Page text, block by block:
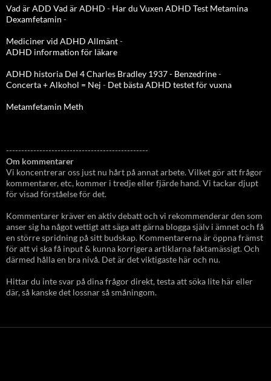
Vad är ADD Vad är ADHD - Har du Vuxen ADHD Test Metamina
Dexamfetamin -
Mediciner vid ADHD Allmänt-
ADHD information för läkare
ADHD historia Del 4 Charles Bradley 1937 - Benzedrine-
Concerta + Alkohol = Nej - Det bästa ADHD testet för vuxna
Metamfetamin Meth
-----------------------------------------------
Om kommentarer
Vi koncentrerar oss just nu hårt på annat arbete. Vilket gör att frågor
kommentarer, etc, kommer i tredje eller fjärde hand. Vi tackar djupt
för visad förståelse för det.
Kommentarer kräver en aktiv debatt och vi rekommenderar den som
anser sig ha något vettigt att säga att gärna blogga själv i ämnet och få
en större spridning på sitt budskap. Kommentarerna är öppna främst
för att vi ska få input & kunna korrigera artiklarna faktamässigt. Och
därmed hålla en bra nivå. Det är det viktigaste här och nu.
Hittar du inte svar på dina frågor direkt, testa att söka lite här eller
där, så kanske det lossnar så småningom.